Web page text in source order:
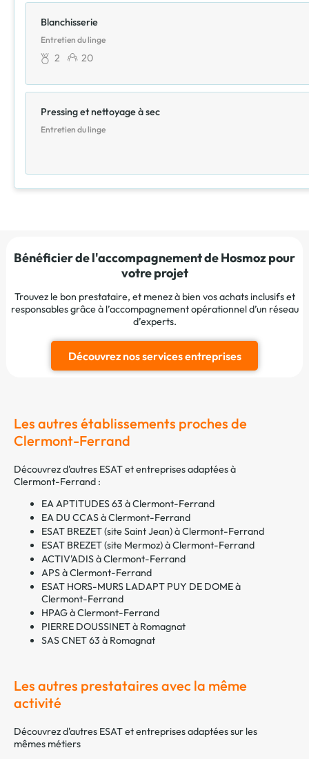
Blanchisserie
Entretien du linge
2 20
Pressing et nettoyage à sec
Entretien du linge
Bénéficier de l'accompagnement de Hosmoz pour
votre projet
Trouvez le bon prestataire, et menez à bien vos achats inclusifs et
responsables grâce à l’accompagnement opérationnel d’un réseau
d’experts.
Découvrez nos services entreprises
Les autres établissements proches de
Clermont-Ferrand
Découvrez d'autres ESAT et entreprises adaptées à
Clermont-Ferrand :
EA APTITUDES 63 à Clermont-Ferrand
EA DU CCAS à Clermont-Ferrand
ESAT BREZET (site Saint Jean) à Clermont-Ferrand
ESAT BREZET (site Mermoz) à Clermont-Ferrand
ACTIV'ADIS à Clermont-Ferrand
APS à Clermont-Ferrand
ESAT HORS-MURS LADAPT PUY DE DOME à
Clermont-Ferrand
HPAG à Clermont-Ferrand
PIERRE DOUSSINET à Romagnat
SAS CNET 63 à Romagnat
Les autres prestataires avec la même
activité
Découvrez d'autres ESAT et entreprises adaptées sur les
mêmes métiers